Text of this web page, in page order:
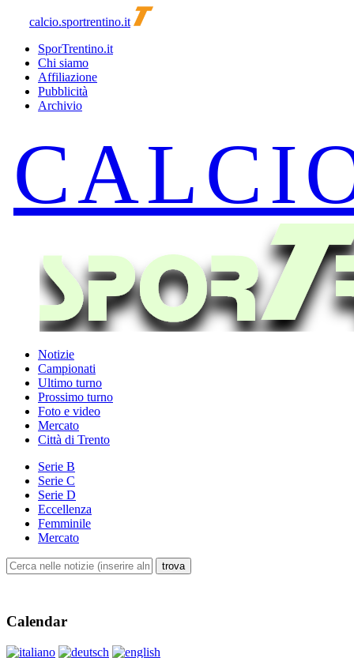
calcio.sportrentino.it
SporTrentino.it
Chi siamo
Affiliazione
Pubblicità
Archivio
Notizie
Campionati
Ultimo turno
Prossimo turno
Foto e video
Mercato
Città di Trento
Serie B
Serie C
Serie D
Eccellenza
Femminile
Mercato
Calendar